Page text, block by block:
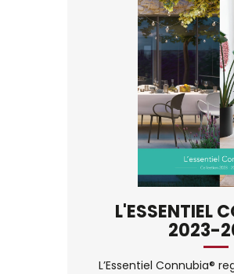
L'ESSENTIEL
2023-
L’Essentiel Connubia®